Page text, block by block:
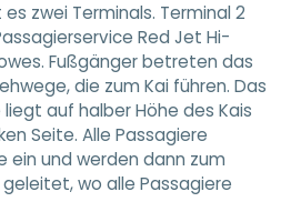
zwei Terminals. Terminal 2
Red Jet Hi-
Fußgänger betreten das
die zum Kai führen. Das
auf halber Höhe des Kais
Seite. Alle Passagiere
ein und werden dann zum
wo alle Passagiere